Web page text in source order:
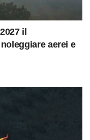
il
aerei e